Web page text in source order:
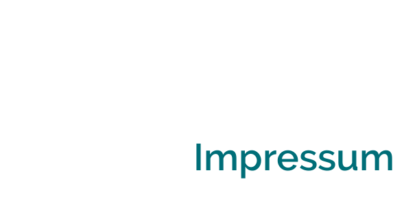
Impressum